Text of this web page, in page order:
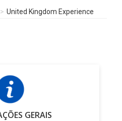
United Kingdom Experience
GERAIS